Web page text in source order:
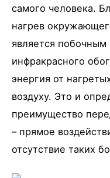
самого человека.
нагрев
является
инфракрасного
энергия от
воздуху. Это и
преимущество
– прямое
отсутствие таких